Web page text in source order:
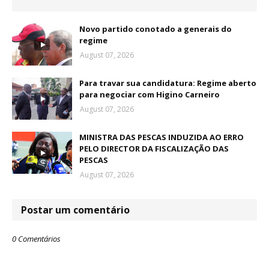
Novo partido conotado a generais do
regime
August 07, 2026
Para travar sua candidatura: Regime aberto
para negociar com Higino Carneiro
August 07, 2026
MINISTRA DAS PESCAS INDUZIDA AO ERRO
PELO DIRECTOR DA FISCALIZAÇÃO DAS
PESCAS
August 07, 2026
Postar um comentário
0 Comentários